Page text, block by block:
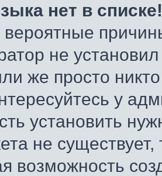
нет в списке!
не
же просто
у
установить
не
возможность